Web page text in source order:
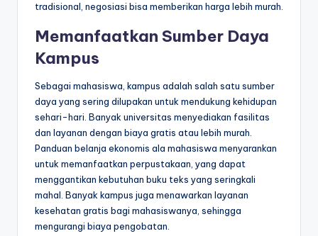
tradisional, negosiasi bisa memberikan harga lebih murah.
Memanfaatkan Sumber Daya
Kampus
Sebagai mahasiswa, kampus adalah salah satu sumber
daya yang sering dilupakan untuk mendukung kehidupan
sehari-hari. Banyak universitas menyediakan fasilitas
dan layanan dengan biaya gratis atau lebih murah.
Panduan belanja ekonomis ala mahasiswa menyarankan
untuk memanfaatkan perpustakaan, yang dapat
menggantikan kebutuhan buku teks yang seringkali
mahal. Banyak kampus juga menawarkan layanan
kesehatan gratis bagi mahasiswanya, sehingga
mengurangi biaya pengobatan.